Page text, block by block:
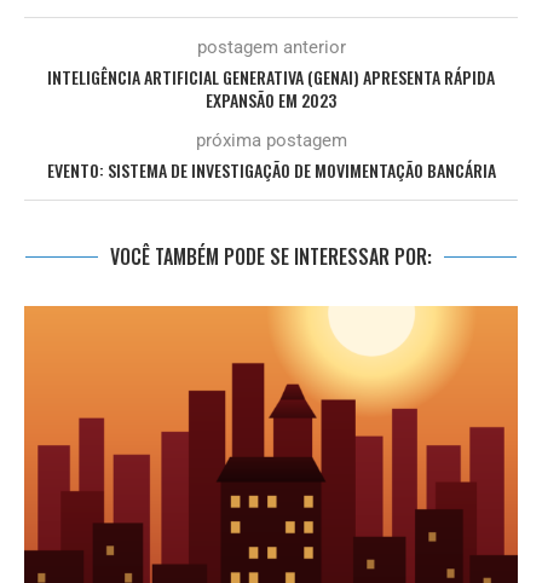
postagem anterior
INTELIGÊNCIA ARTIFICIAL GENERATIVA (GENAI) APRESENTA RÁPIDA
EXPANSÃO EM 2023
próxima postagem
EVENTO: SISTEMA DE INVESTIGAÇÃO DE MOVIMENTAÇÃO BANCÁRIA
VOCÊ TAMBÉM PODE SE INTERESSAR POR: